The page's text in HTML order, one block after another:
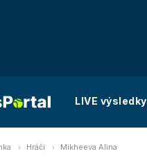
LIVE výsledky
Hráči Mikheeva Alina